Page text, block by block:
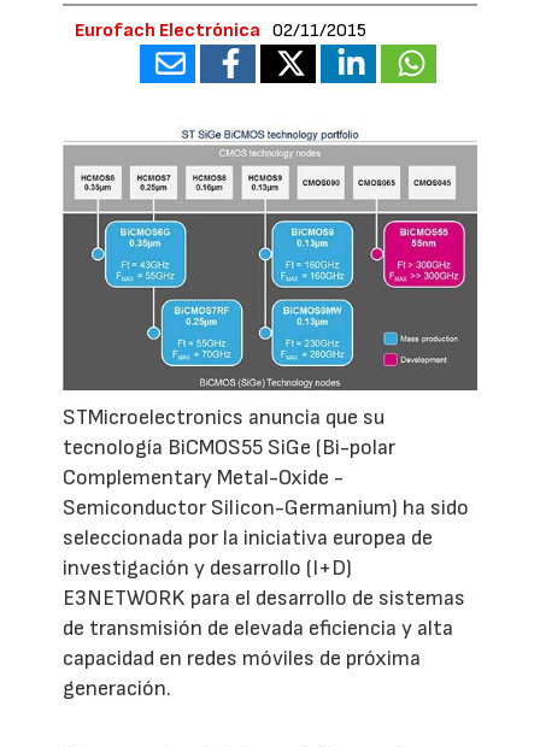
Eurofach Electrónica 02/11/2015
STMicroelectronics anuncia que su
tecnología BiCMOS55 SiGe (Bi-polar
Complementary Metal-Oxide -
Semiconductor Silicon-Germanium) ha sido
seleccionada por la iniciativa europea de
investigación y desarrollo (I+D)
E3NETWORK para el desarrollo de sistemas
de transmisión de elevada eficiencia y alta
capacidad en redes móviles de próxima
generación.